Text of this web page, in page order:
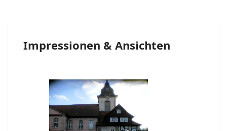
Impressionen & Ansichten